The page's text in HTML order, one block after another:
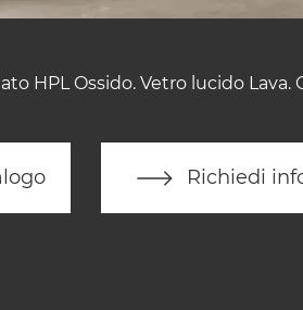
HPL Ossido. Vetro lucido Lava.
Richiedi